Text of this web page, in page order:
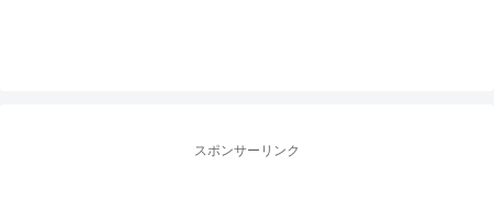
スポンサーリンク